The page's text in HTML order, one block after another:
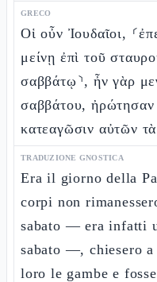
GRECO
Οἱ οὖν Ἰουδαῖοι,
μείνῃ ἐπὶ τοῦ
σαββάτῳ⸃, ἦν γὰρ
σαββάτου, ἠρώτησαν
κατεαγῶσιν αὐτῶν
TRADUZIONE GNOSTICA
Era il giorno della
corpi non
sabato — era infatti
sabato —, chiesero a
loro le gambe e